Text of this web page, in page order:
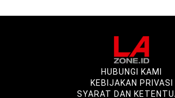
HUBUNGI KAMI
KEBIJAKAN PRIVASI
SYARAT DAN